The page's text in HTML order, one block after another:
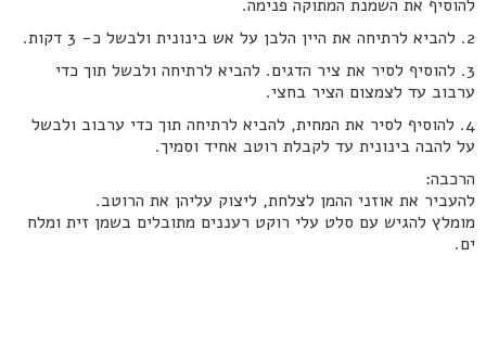
להוסיף את השמנת המתוקה פנימה.
2. להביא לרתיחה את היין הלבן על אש בינונית ולבשל כ- 3 דקות.
3. להוסיף לסיר את ציר הדגים. להביא לרתיחה ולבשל תוך כדי
ערבוב עד לצמצום הציר בחצי.
4. להוסיף לסיר את המחית, להביא לרתיחה תוך כדי ערבוב ולבשל
על להבה בינונית עד לקבלת רוטב אחיד וסמיך.
הרכבה:
להעביר את אוזני ההמן לצלחת, ליצוק עליהן את הרוטב.
מומלץ להגיש עם סלט עלי רוקט רעננים מתובלים בשמן זית ומלח
ים.